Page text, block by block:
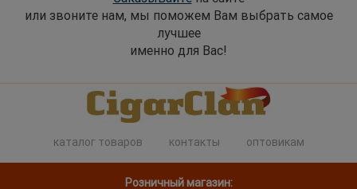
или звоните нам, мы поможем Вам выбрать самое
лучшее
именно для Вас!
каталог товаров контакты оптовикам
Розничный магазин: